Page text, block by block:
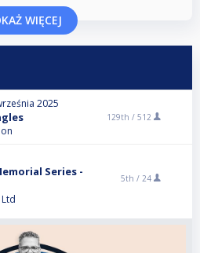
WIĘCEJ
2025
129th / 512
Series -
5th / 24